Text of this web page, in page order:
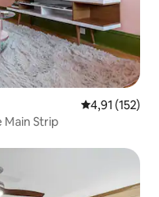
Évaluation
4,91 (152)
Main Strip